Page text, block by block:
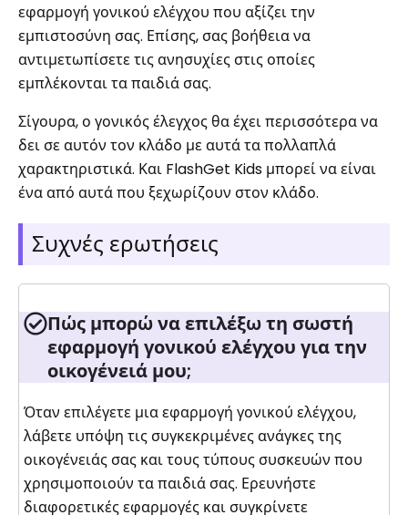
εφαρμογή γονικού ελέγχου που αξίζει την
εμπιστοσύνη σας. Επίσης, σας βοήθεια να
αντιμετωπίσετε τις ανησυχίες στις οποίες
εμπλέκονται τα παιδιά σας.
Σίγουρα, ο γονικός έλεγχος θα έχει περισσότερα να
δει σε αυτόν τον κλάδο με αυτά τα πολλαπλά
χαρακτηριστικά. Και FlashGet Kids μπορεί να είναι
ένα από αυτά που ξεχωρίζουν στον κλάδο.
Συχνές ερωτήσεις
Πώς μπορώ να επιλέξω τη σωστή
εφαρμογή γονικού ελέγχου για την
οικογένειά μου;
Όταν επιλέγετε μια εφαρμογή γονικού ελέγχου,
λάβετε υπόψη τις συγκεκριμένες ανάγκες της
οικογένειάς σας και τους τύπους συσκευών που
χρησιμοποιούν τα παιδιά σας. Ερευνήστε
διαφορετικές εφαρμογές και συγκρίνετε